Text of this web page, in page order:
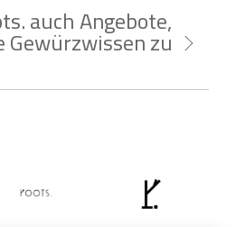
auch Angebote,
Gewürzwissen zu